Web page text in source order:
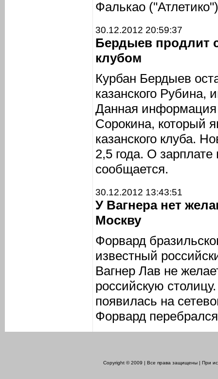
Фалькао
30.12.2012 20:59:37
Бердыев продлит
клубом
Курбан Бердыев
казанского
Данная информация
Сорокина, который
казанского клуба.
2,5 года. О
сообщается.
30.12.2012 13:43:51
У Вагнера нет
Москву
Форвард
известный
Вагнер Лав не
российскую
появилась на
Форвард
Copyright © 2009 | Все права защищены | При